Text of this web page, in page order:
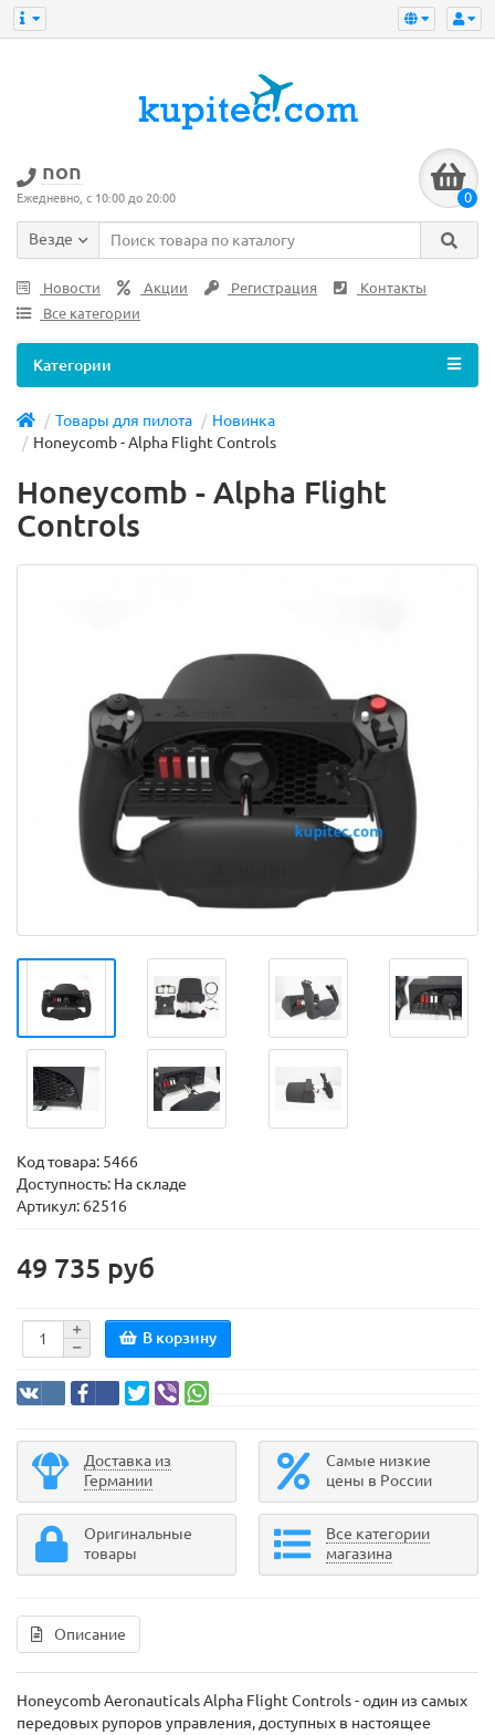
non
Ежедневно, с 10:00 до 20:00 0
Везде
Новости Акции Регистрация
Контакты
Все категории
Категории
Товары для пилота
Новинка
Honeycomb - Alpha Flight Controls
Honeycomb - Alpha Flight
Controls
Код товара: 5466
Доступность: На складе
Артикул: 62516
49 735 руб
В корзину
Доставка из
Германии
Самые низкие
цены в России
Оригинальные
товары
Все категории
магазина
Описание
Honeycomb Aeronauticals Alpha Flight Controls - один из самых
передовых рупоров управления, доступных в настоящее